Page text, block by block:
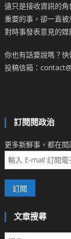
遠只是接收資訊的
重要的事，卻一直
對時事發表意見的媒
你也有話要說嗎？快
投稿信箱：
訂閱閱政治
更多新鮮事，都在閱
文章搜尋